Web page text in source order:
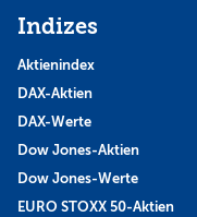
Indizes
Aktienindex
DAX-Aktien
DAX-Werte
Dow Jones-Aktien
Dow Jones-Werte
EURO STOXX 50-Aktien